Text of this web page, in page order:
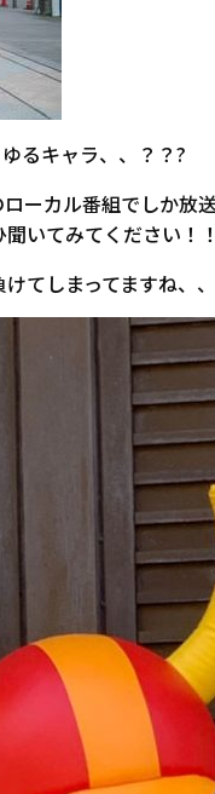
るキャラ、、？？?
ーカル番組でしか放
いてみてください！
てしまってますね、、